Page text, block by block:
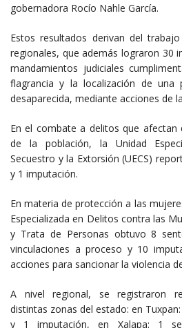
gobernadora Rocío Nahle García.
Estos resultados derivan del
regionales, que además lograron 30
mandamientos judiciales
flagrancia y la localización de una
desaparecida, mediante acciones de
En el combate a delitos que afectan
de la población, la Unidad
Secuestro y la Extorsión (UECS)
y 1 imputación.
En materia de protección a las
Especializada en Delitos contra las
y Trata de Personas obtuvo 8
vinculaciones a proceso y 10
acciones para sancionar la violencia
A nivel regional, se registraron
distintas zonas del estado: en
y 1 imputación, en Xalapa: 1